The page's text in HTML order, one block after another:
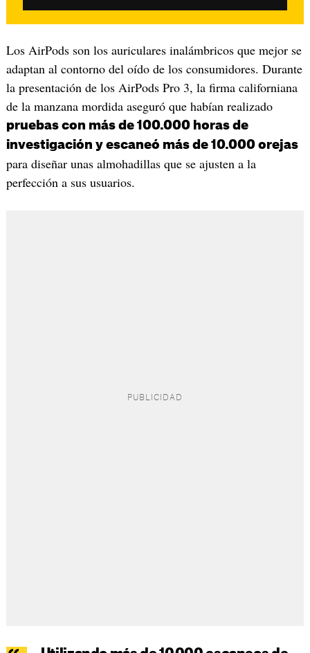
Los AirPods son los auriculares inalámbricos que mejor se
adaptan al contorno del oído de los consumidores. Durante
la presentación de los AirPods Pro 3, la firma californiana
de la manzana mordida aseguró que habían realizado
pruebas con más de 100.000 horas de
investigación y escaneó más de 10.000 orejas
para diseñar unas almohadillas que se ajusten a la
perfección a sus usuarios.